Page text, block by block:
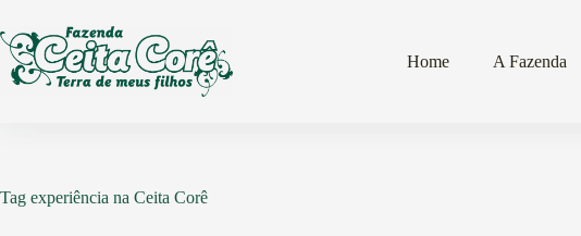
para
o
conteúdo
Home A Fazenda
Tag experiência na Ceita Corê